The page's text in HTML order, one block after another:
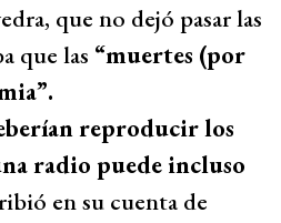
que no dejó pasar las
que las “muertes (por
reproducir los
radio puede incluso
en su cuenta de